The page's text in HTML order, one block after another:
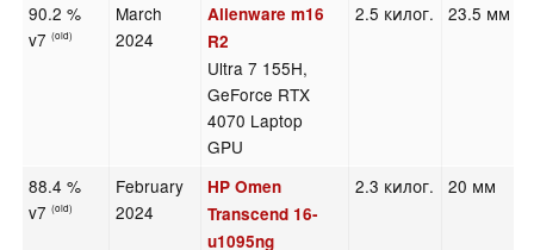
90.2 %
v7(old)
March
2024
Alienware m16
R2
Ultra 7 155H,
GeForce RTX
4070 Laptop
GPU
2.5 килог. 23.5 мм
88.4 %
v7(old)
February
2024
HP Omen
Transcend 16-
u1095ng
2.3 килог. 20 мм